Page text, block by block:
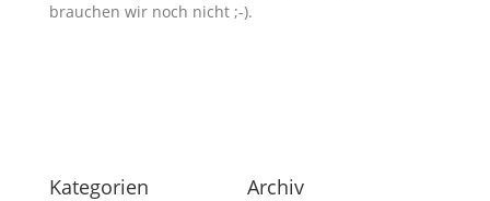
brauchen wir noch nicht ;-).
Kategorien Archiv